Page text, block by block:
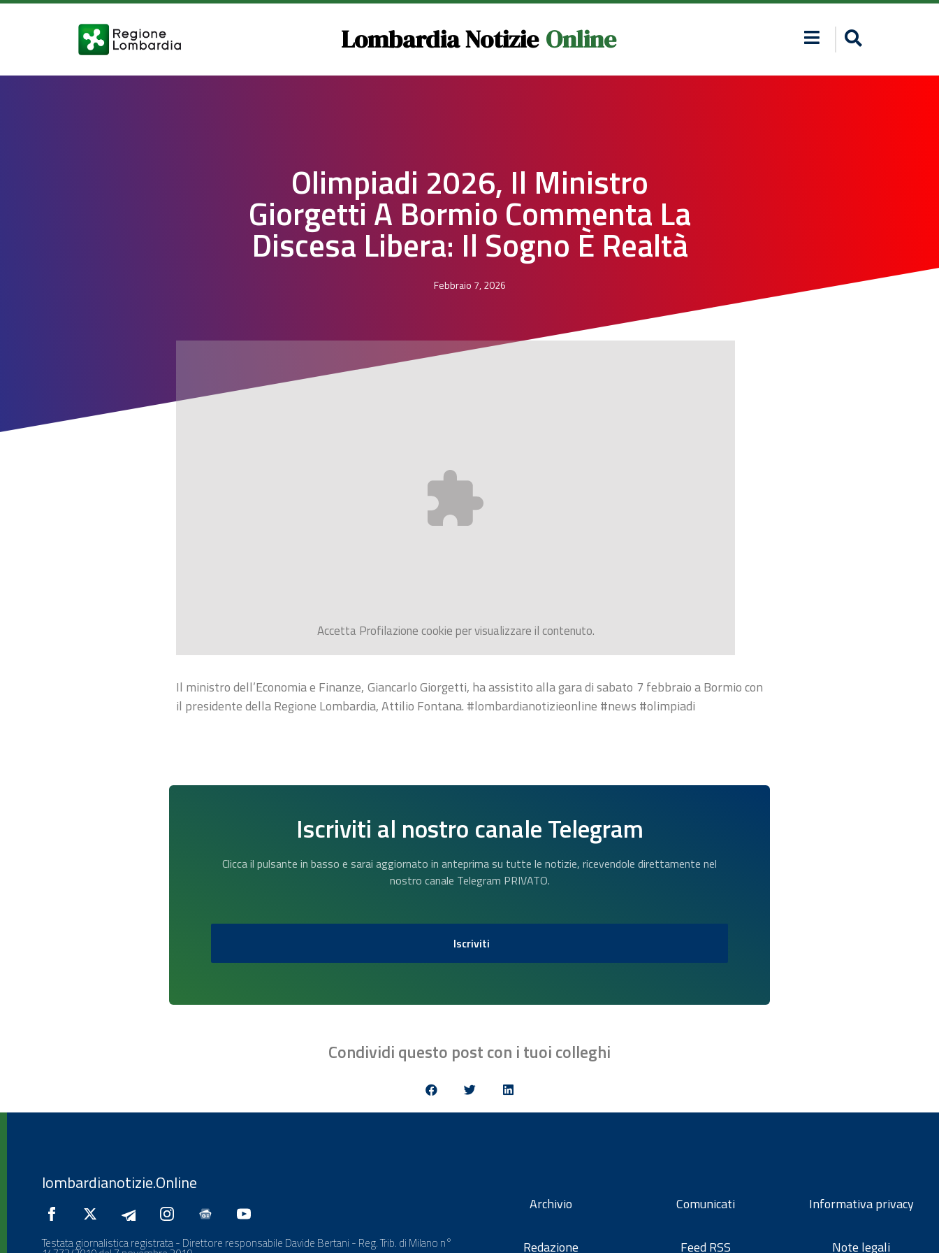
Lombardia Notizie Online
Olimpiadi 2026, Il Ministro
Giorgetti A Bormio Commenta La
Discesa Libera: Il Sogno È Realtà
Febbraio 7, 2026
AccettaProfilazionecookie per visualizzare il contenuto.
Il ministro dell’Economia e Finanze, Giancarlo Giorgetti, ha assistito alla gara di sabato 7 febbraio a Bormio con
il presidente della Regione Lombardia, Attilio Fontana. #lombardianotizieonline #news #olimpiadi
Iscriviti al nostro canale Telegram
Clicca il pulsante in basso e sarai aggiornato in anteprima su tutte le notizie, ricevendole direttamente nel
nostro canale Telegram PRIVATO.
Iscriviti
Condividi questo post con i tuoi colleghi
lombardianotizie.Online
Testata giornalistica registrata - Direttore responsabile Davide Bertani - Reg. Trib. di Milano n°
Archivio
Redazione
Comunicati
Feed RSS
Informativa privacy
Note legali